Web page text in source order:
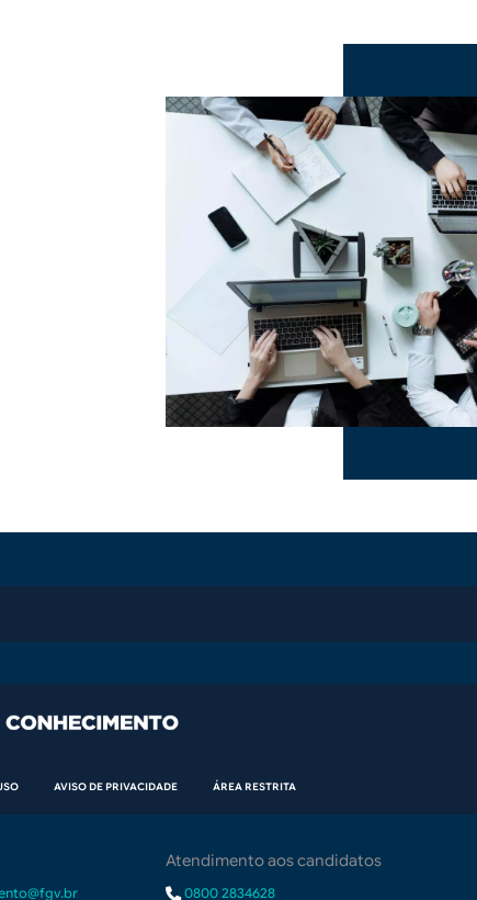
AVISO DE PRIVACIDADE ÁREA RESTRITA
Atendimento aos candidatos
0800 2834628